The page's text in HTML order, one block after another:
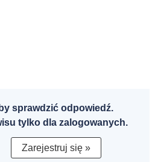
sprawdzić odpowiedź.
tylko dla zalogowanych.
Zarejestruj się »